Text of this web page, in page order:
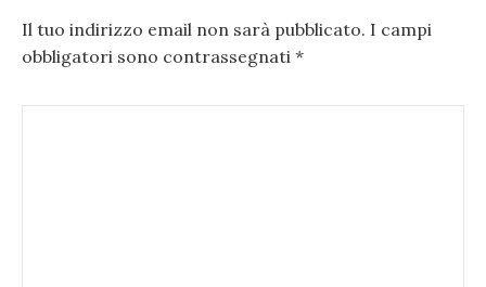
Il tuo indirizzo email non sarà pubblicato. I campi
obbligatori sono contrassegnati *